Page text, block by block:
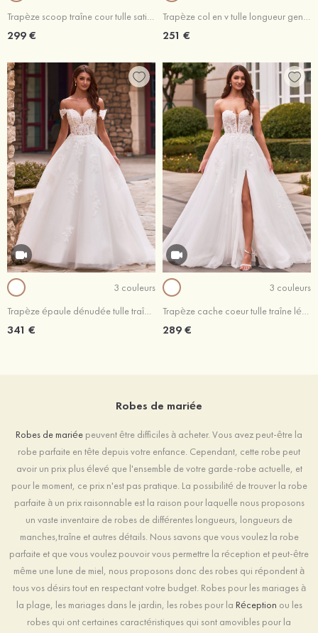
Trapèze scoop traîne cour tulle satin robe de mariée avec perle
299 €
Trapèze col en v tulle longueur genou robe de mariée avec fleurs ceintures paillettes
251 €
3 couleurs
Trapèze épaule dénudée tulle traîne courte robe de mariée avec appliqué perles
341 €
3 couleurs
Trapèze cache coeur tulle traîne légère robe de mariée avec appliqué perles fendue
289 €
Robes de mariée
Robes de mariée peuvent être difficiles à acheter. Vous avez peut-être la
robe parfaite en tête depuis votre enfance. Cependant, cette robe peut
avoir un prix plus élevé que l'ensemble de votre garde-robe actuelle, et
pour le moment, ce prix n'est pas pratique. La possibilité de trouver la robe
parfaite à un prix raisonnable est la raison pour laquelle nous proposons
un vaste inventaire de robes de différentes longueurs, longueurs de
manches,traîne et autres détails. Nous savons que vous voulez la robe
parfaite et que vous voulez pouvoir vous permettre la réception et peut-être
même une lune de miel, nous proposons donc des robes qui répondent à
tous vos désirs tout en respectant votre budget. Robes pour les mariages à
la plage, les mariages dans le jardin, les robes pour la Réception ou les
robes qui ont certaines caractéristiques qui sont amovibles pour la